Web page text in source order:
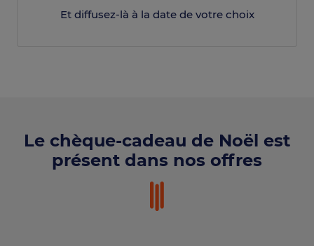
Et diffusez-là à la date de votre choix
Le chèque-cadeau de Noël est
présent dans nos offres